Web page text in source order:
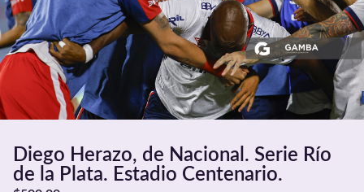
Diego Herazo, de Nacional. Serie Río
de la Plata. Estadio Centenario.